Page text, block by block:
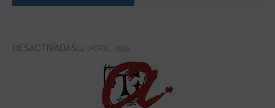
DESACTIVADAS14 · ABRIL · 2025